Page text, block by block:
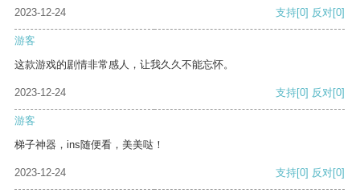
2023-12-24
支持[0] 反对[0]
游客
这款游戏的剧情非常感人，让我久久不能忘怀。
2023-12-24 支持[0] 反对[0]
游客
梯子神器，ins随便看，美美哒！
2023-12-24 支持[0] 反对[0]